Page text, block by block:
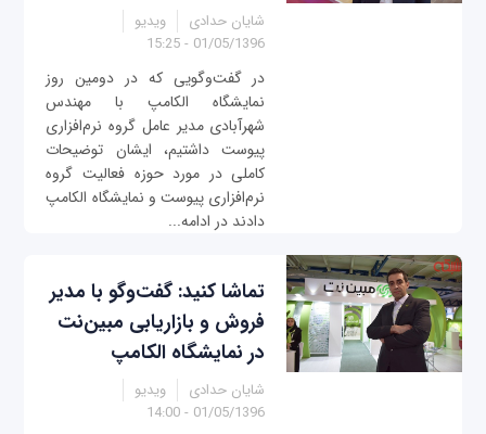
شایان حدادی
ویدیو
01/05/1396 - 15:25
در گفت‌وگویی که در دومین روز
نمایشگاه الکامپ با مهندس
شهرآبادی مدیر عامل گروه نرم‌افزاری
پیوست داشتیم، ایشان توضیحات
کاملی در مورد حوزه فعالیت گروه
نرم‌افزاری پیوست و نمایشگاه الکامپ
دادند در ادامه...
تماشا کنید: گفت‌وگو با مدیر
فروش و بازاریابی مبین‌نت
در نمایشگاه الکامپ
شایان حدادی
ویدیو
01/05/1396 - 14:00